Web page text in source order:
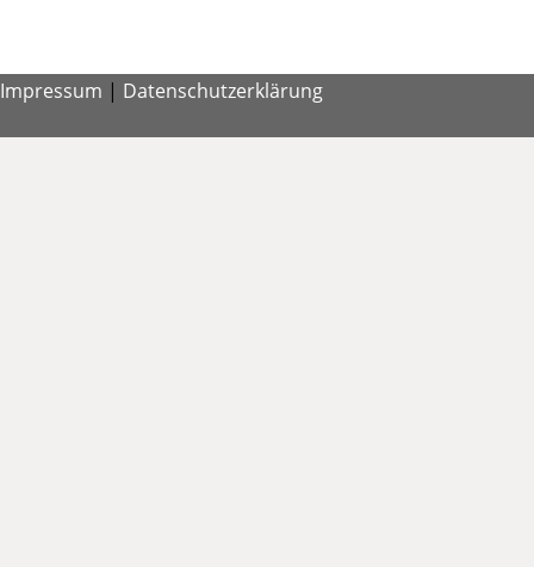
Impressum | Datenschutzerklärung